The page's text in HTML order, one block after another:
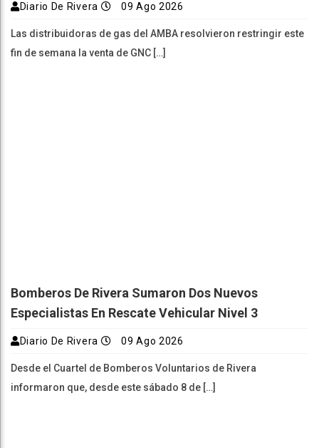
Diario De Rivera 09 Ago 2026
Las distribuidoras de gas del AMBA resolvieron restringir este
fin de semana la venta de GNC […]
Bomberos De Rivera Sumaron Dos Nuevos
Especialistas En Rescate Vehicular Nivel 3
Diario De Rivera 09 Ago 2026
Desde el Cuartel de Bomberos Voluntarios de Rivera
informaron que, desde este sábado 8 de […]